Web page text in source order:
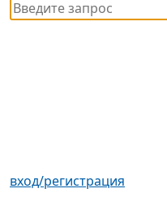
вход/регистрация